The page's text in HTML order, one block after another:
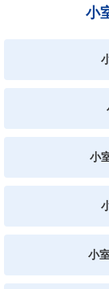
小
小
小